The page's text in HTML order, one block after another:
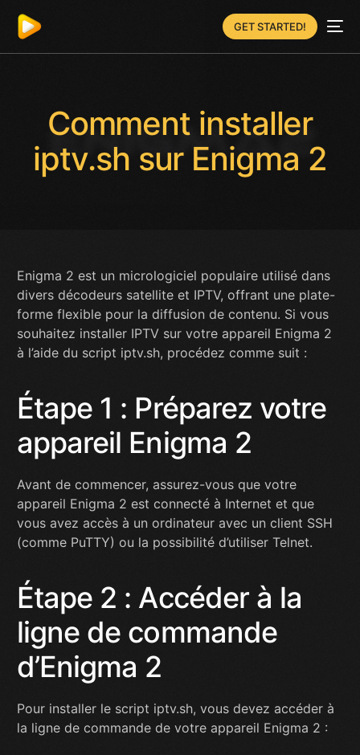
GET STARTED!
Comment installer
iptv.sh sur Enigma 2
Enigma 2 est un micrologiciel populaire utilisé dans
divers décodeurs satellite et IPTV, offrant une plate-
forme flexible pour la diffusion de contenu. Si vous
souhaitez installer IPTV sur votre appareil Enigma 2
à l’aide du script iptv.sh, procédez comme suit :
Étape 1 : Préparez votre
appareil Enigma 2
Avant de commencer, assurez-vous que votre
appareil Enigma 2 est connecté à Internet et que
vous avez accès à un ordinateur avec un client SSH
(comme PuTTY) ou la possibilité d’utiliser Telnet.
Étape 2 : Accéder à la
ligne de commande
d’Enigma 2
Pour installer le script iptv.sh, vous devez accéder à
la ligne de commande de votre appareil Enigma 2 :